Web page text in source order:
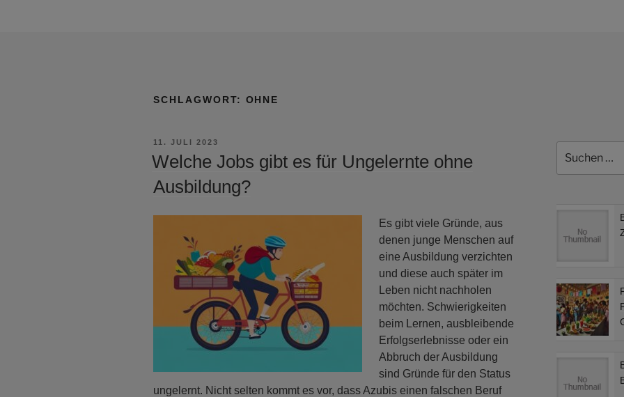
SCHLAGWORT: OHNE
VERÖFFENTLICHT
11. JULI 2023
Welche Jobs gibt es für Ungelernte ohne
Ausbildung?
Es gibt viele Gründe, aus
denen junge Menschen auf
eine Ausbildung verzichten
und diese auch später im
Leben nicht nachholen
möchten. Schwierigkeiten
beim Lernen, ausbleibende
Erfolgserlebnisse oder ein
Abbruch der Ausbildung
sind Gründe für den Status
ungelernt. Nicht selten kommt es vor, dass Azubis einen falschen Beruf
nach: